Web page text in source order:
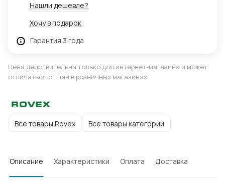
Нашли дешевле?
Хочу в подарок
Гарантия 3 года
Цена действительна только для интернет-магазина и может
отличаться от цен в розничных магазинах
Все товары Rovex Все товары категории
Описание Характеристики Оплата Доставка